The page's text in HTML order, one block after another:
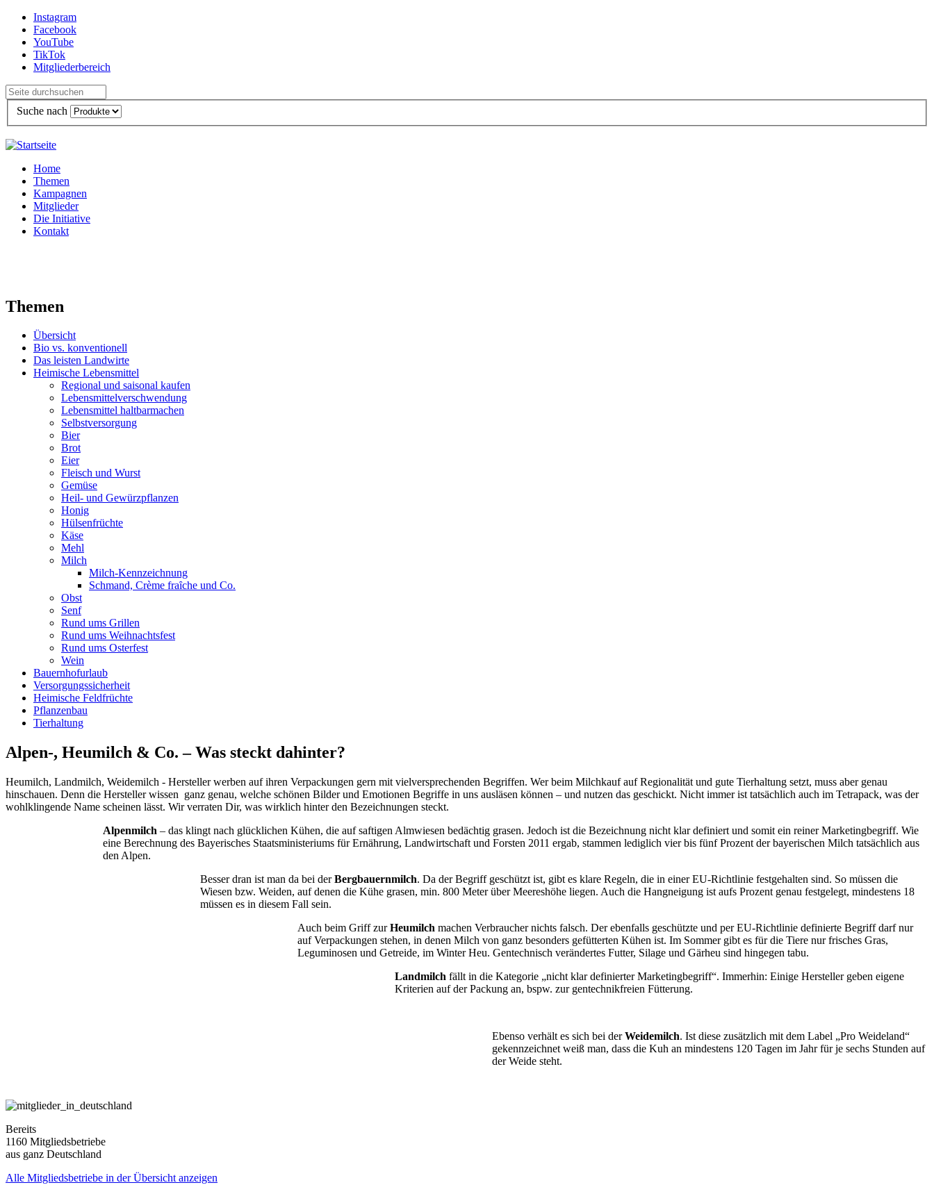
Direkt zum Inhalt
Instagram
Facebook
YouTube
TikTok
Mitgliederbereich
Suche nach
Home
Themen
Kampagnen
Mitglieder
Die Initiative
Kontakt
Themen
Übersicht
Bio vs. konventionell
Das leisten Landwirte
Heimische Lebensmittel
Regional und saisonal kaufen
Lebensmittelverschwendung
Lebensmittel haltbarmachen
Selbstversorgung
Bier
Brot
Eier
Fleisch und Wurst
Gemüse
Heil- und Gewürzpflanzen
Honig
Hülsenfrüchte
Käse
Mehl
Milch
Milch-Kennzeichnung
Schmand, Crème fraȋche und Co.
Obst
Senf
Rund ums Grillen
Rund ums Weihnachtsfest
Rund ums Osterfest
Wein
Bauernhofurlaub
Versorgungssicherheit
Heimische Feldfrüchte
Pflanzenbau
Tierhaltung
Alpen-, Heumilch & Co. – Was steckt dahinter?
Heumilch, Landmilch, Weidemilch - Hersteller werben auf ihren Verpackungen gern mit vielversprechenden Begriffen. Wer beim Milchkauf auf Regionalität und gute Tierhaltung setzt, muss aber genau
hinschauen. Denn die Hersteller wissen ganz genau, welche schönen Bilder und Emotionen Begriffe in uns ausläsen können – und nutzen das geschickt. Nicht immer ist tatsächlich auch im Tetrapack, was der
wohlklingende Name scheinen lässt. Wir verraten Dir, was wirklich hinter den Bezeichnungen steckt.
Alpenmilch – das klingt nach glücklichen Kühen, die auf saftigen Almwiesen bedächtig grasen. Jedoch ist die Bezeichnung nicht klar definiert und somit ein reiner Marketingbegriff. Wie
eine Berechnung des Bayerisches Staatsministeriums für Ernährung, Landwirtschaft und Forsten 2011 ergab, stammen lediglich vier bis fünf Prozent der bayerischen Milch tatsächlich aus
den Alpen.
Besser dran ist man da bei derBergbauernmilch. Da der Begriff geschützt ist, gibt es klare Regeln, die in einer EU-Richtlinie festgehalten sind. So müssen die
Wiesen bzw. Weiden, auf denen die Kühe grasen, min. 800 Meter über Meereshöhe liegen. Auch die Hangneigung ist aufs Prozent genau festgelegt, mindestens 18
müssen es in diesem Fall sein.
Auch beim Griff zurHeumilch machen Verbraucher nichts falsch. Der ebenfalls geschützte und per EU-Richtlinie definierte Begriff darf nur
auf Verpackungen stehen, in denen Milch von ganz besonders gefütterten Kühen ist. Im Sommer gibt es für die Tiere nur frisches Gras,
Leguminosen und Getreide, im Winter Heu. Gentechnisch verändertes Futter, Silage und Gärheu sind hingegen tabu.
Landmilch fällt in die Kategorie „nicht klar definierter Marketingbegriff“. Immerhin: Einige Hersteller geben eigene
Kriterien auf der Packung an, bspw. zur gentechnikfreien Fütterung.
Ebenso verhält es sich bei derWeidemilch. Ist diese zusätzlich mit dem Label „Pro Weideland“
gekennzeichnet weiß man, dass die Kuh an mindestens 120 Tagen im Jahr für je sechs Stunden auf
der Weide steht.
Bereits
1160 Mitgliedsbetriebe
aus ganz Deutschland
Alle Mitgliedsbetriebe in der Übersicht anzeigen